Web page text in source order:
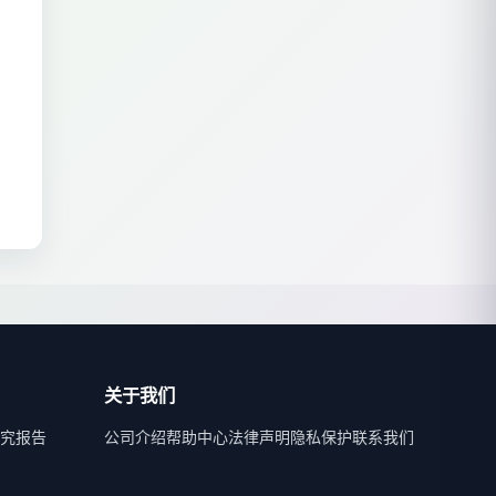
报告
关于我们
公司介绍帮助中心法律声明隐私保护联系我们